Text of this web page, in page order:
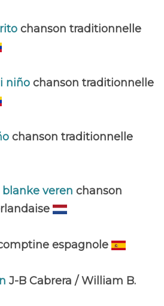
chanson traditionnelle
niño chanson traditionnelle
chanson traditionnelle
veren chanson
espagnole
J-B Cabrera / William B.